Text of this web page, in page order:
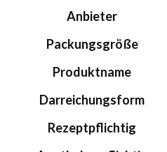
Anbieter
Packungsgröße
Produktname
Darreichungsform
Rezeptpflichtig